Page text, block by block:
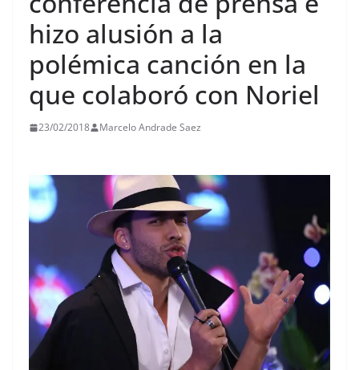
hizo alusión a la
polémica canción en la
que colaboró con Noriel
23/02/2018 Marcelo Andrade Saez